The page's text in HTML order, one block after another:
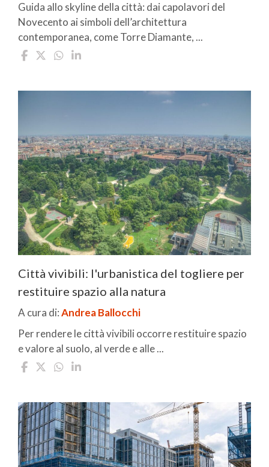
Guida allo skyline della città: dai capolavori del
Novecento ai simboli dell’architettura
contemporanea, come Torre Diamante, ...
Città vivibili: l'urbanistica del togliere per
restituire spazio alla natura
A cura di:Andrea Ballocchi
Per rendere le città vivibili occorre restituire spazio
e valore al suolo, al verde e alle ...